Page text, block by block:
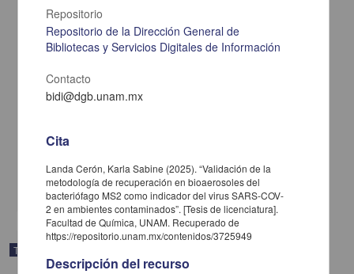
Impacto del diagnóstico de trastorno límite de la personalidad en
Mendoza Martínez, Alondra Junuen
Trabajo de grado
Repositorio
Repositorio de la Dirección General de
Bibliotecas y Servicios Digitales de Información
Contacto
bidi@dgb.unam.mx
Cita
Landa Cerón, Karla Sabine (2025). “Validación de la
metodología de recuperación en bioaerosoles del
bacteriófago MS2 como indicador del virus SARS-COV-
2 en ambientes contaminados”. [Tesis de licenciatura].
Facultad de Química, UNAM. Recuperado de
https://repositorio.unam.mx/contenidos/3725949
Descripción del recurso